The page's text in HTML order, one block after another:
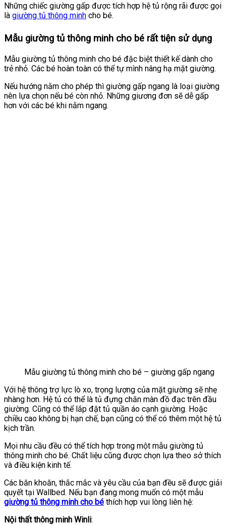
Những chiếc giường gấp được tích hợp hệ tủ rộng rãi được gọi
là giường tủ thông minh cho bé.
Mẫu giường tủ thông minh cho bé rất tiện sử dụng
Mẫu giường tủ thông minh cho bé đặc biệt thiết kế dành cho
trẻ nhỏ. Các bé hoàn toàn có thể tự mình nâng hạ mặt giường.
Nếu hướng nằm cho phép thì giường gấp ngang là loại giường
nên lựa chọn nếu bé còn nhỏ. Những giương đơn sẽ dễ gấp
hơn với các bé khi nằm ngang.
Mẫu giường tủ thông minh cho bé – giường gấp ngang
Với hệ thông trợ lực lò xo, trọng lượng của mặt giường sẽ nhẹ
nhàng hơn. Hệ tủ có thể là tủ đựng chăn màn đồ đạc trên đầu
giường. Cũng có thể lắp đặt tủ quần áo cạnh giường. Hoặc
chiều cao không bị hạn chế, bạn cũng có thể có thêm một hệ tủ
kịch trần.
Mọi nhu cầu đều có thể tích hợp trong một mẫu giường tủ
thông minh cho bé. Chất liệu cũng được chọn lựa theo sở thích
và điều kiện kinh tế.
Các băn khoăn, thắc mắc và yêu cầu của bạn đều sẽ được giải
quyết tại Wallbed. Nếu bạn đang mong muốn có một mẫu
giường tủ thông minh cho bé thích hợp vui lòng liên hệ:
Nội thất thông minh Winli: